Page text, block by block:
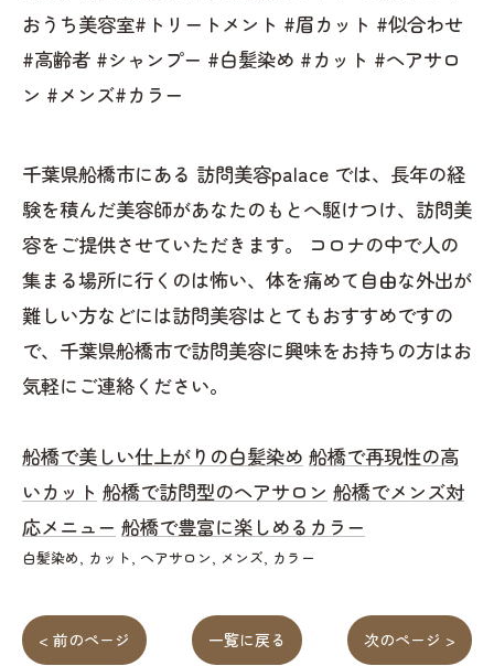
おうち美容室#トリートメント #眉カット #似合わせ
#高齢者 #シャンプー #白髪染め #カット #ヘアサロ
ン #メンズ#カラー
千葉県船橋市にある 訪問美容palace では、長年の経
験を積んだ美容師があなたのもとへ駆けつけ、訪問美
容をご提供させていただきます。 コロナの中で人の
集まる場所に行くのは怖い、体を痛めて自由な外出が
難しい方などには訪問美容はとてもおすすめですの
で、千葉県船橋市で訪問美容に興味をお持ちの方はお
気軽にご連絡ください。
船橋で美しい仕上がりの白髪染め 船橋で再現性の高
いカット 船橋で訪問型のヘアサロン 船橋でメンズ対
応メニュー 船橋で豊富に楽しめるカラー
白髪染め カット ヘアサロン メンズ カラー
< 前のページ 一覧に戻る 次のページ >